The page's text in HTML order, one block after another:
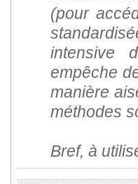
(pour
intensive
empêche
manière
méthodes
Bref, à